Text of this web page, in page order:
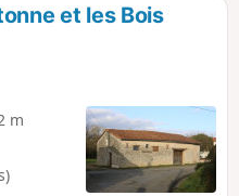
et les Bois
m